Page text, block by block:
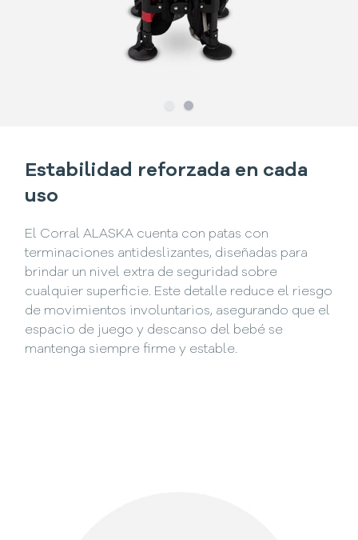
SlideSlide
Estabilidad reforzada en cada
uso
El Corral ALASKA cuenta con patas con
terminaciones antideslizantes, diseñadas para
brindar un nivel extra de seguridad sobre
cualquier superficie. Este detalle reduce el riesgo
de movimientos involuntarios, asegurando que el
espacio de juego y descanso del bebé se
mantenga siempre firme y estable.